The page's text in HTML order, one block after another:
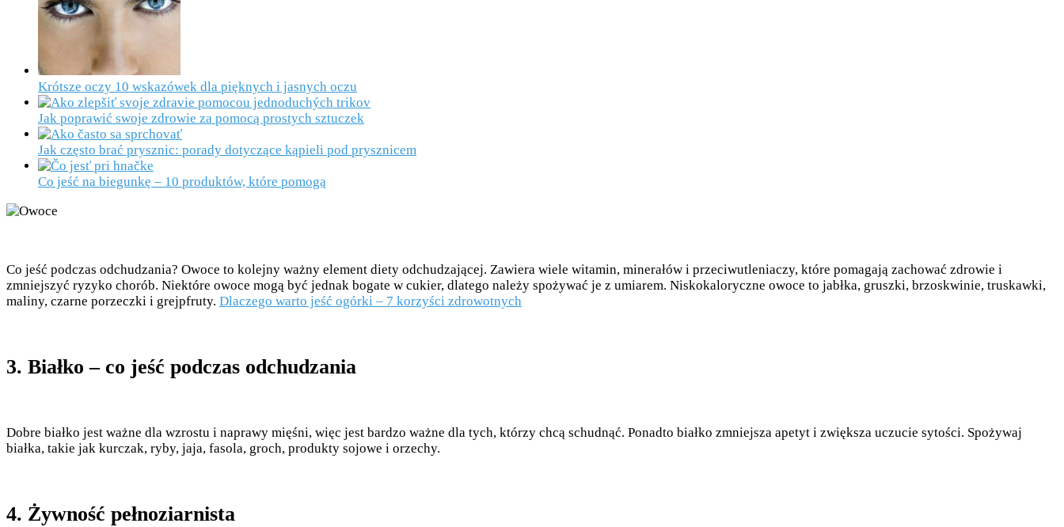
Krótsze oczy 10 wskazówek dla pięknych i jasnych oczu
Jak poprawić swoje zdrowie za pomocą prostych sztuczek
Jak często brać prysznic: porady dotyczące kąpieli pod prysznicem
Co jeść na biegunkę – 10 produktów, które pomogą
Co jeść podczas odchudzania? Owoce to kolejny ważny element diety odchudzającej. Zawiera wiele witamin, minerałów i przeciwutleniaczy, które pomagają zachować zdrowie i
zmniejszyć ryzyko chorób. Niektóre owoce mogą być jednak bogate w cukier, dlatego należy spożywać je z umiarem. Niskokaloryczne owoce to jabłka, gruszki, brzoskwinie, truskawki,
maliny, czarne porzeczki i grejpfruty. Dlaczego warto jeść ogórki – 7 korzyści zdrowotnych
3. Białko – co jeść podczas odchudzania
Dobre białko jest ważne dla wzrostu i naprawy mięśni, więc jest bardzo ważne dla tych, którzy chcą schudnąć. Ponadto białko zmniejsza apetyt i zwiększa uczucie sytości. Spożywaj
białka, takie jak kurczak, ryby, jaja, fasola, groch, produkty sojowe i orzechy.
4. Żywność pełnoziarnista